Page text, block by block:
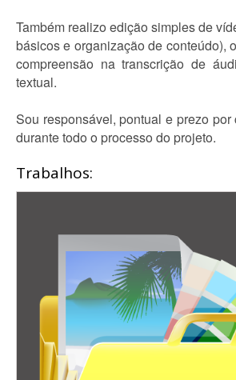
Também realizo edição simples de
básicos e organização de conteúdo),
compreensão na transcrição de
textual.
Sou responsável, pontual e prezo
durante todo o processo do projeto.
Trabalhos: